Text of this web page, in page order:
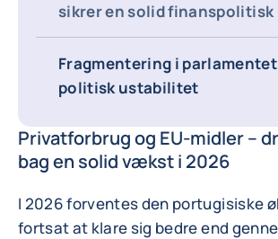
sikrer en solid finanspolitisk
Fragmentering i
politisk ustabilitet
Privatforbrug og EU-midler –
bag en solid vækst i 2026
I 2026 forventes den portugisiske
fortsat at klare sig bedre end